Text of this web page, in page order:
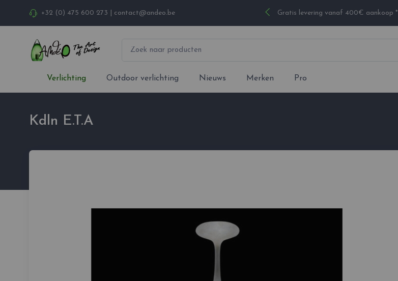
+32 (0) 475 600 273 contact@andeo.be Gratis levering vanaf 400€ aankoop *
Verlichting Outdoor verlichting Nieuws Merken Pro
Kdln E.T.A